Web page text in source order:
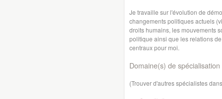
Je travaille sur l'évolution de
changements politiques actuels
droits humains, les mouvements
politique ainsi que les relations
centraux pour moi.
Domaine(s) de spécialisation
(Trouver d'autres spécialistes